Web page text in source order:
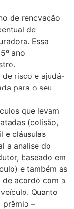
de renovação
de
Essa
ano
de risco e ajudá-
para o seu
que levam
(colisão,
e cláusulas
a analise do
baseado em
e também as
de acordo com a
Quanto
prêmio –